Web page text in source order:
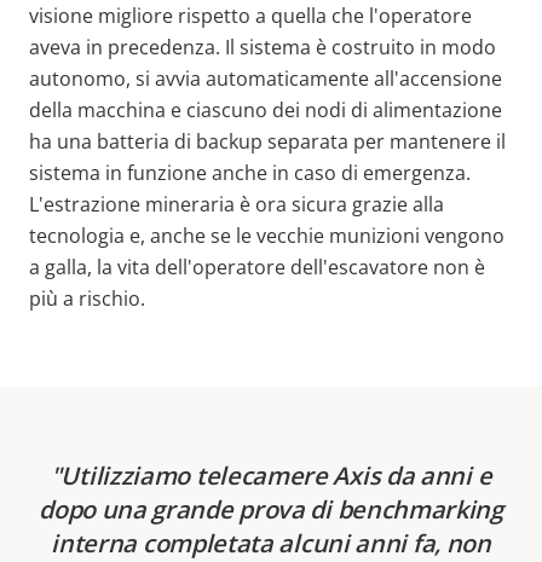
visione migliore rispetto a quella che l'operatore
aveva in precedenza. Il sistema è costruito in modo
autonomo, si avvia automaticamente all'accensione
della macchina e ciascuno dei nodi di alimentazione
ha una batteria di backup separata per mantenere il
sistema in funzione anche in caso di emergenza.
L'estrazione mineraria è ora sicura grazie alla
tecnologia e, anche se le vecchie munizioni vengono
a galla, la vita dell'operatore dell'escavatore non è
più a rischio.
Utilizziamo telecamere Axis da anni e
dopo una grande prova di benchmarking
interna completata alcuni anni fa, non